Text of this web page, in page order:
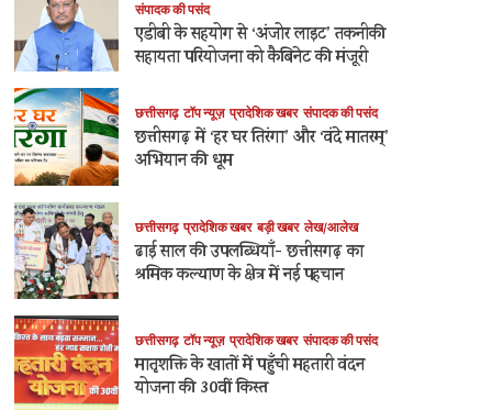
संपादक की पसंद
एडीबी के सहयोग से ‘अंजोर लाइट’ तकनीकी
सहायता परियोजना को कैबिनेट की मंजूरी
छत्तीसगढ़ टॉप न्यूज़ प्रादेशिक खबर संपादक की पसंद
छत्तीसगढ़ में ‘हर घर तिरंगा’ और ‘वंदे मातरम्’
अभियान की धूम
छत्तीसगढ़ प्रादेशिक खबर बड़ी खबर लेख/आलेख
ढाई साल की उपलब्धियाँ- छत्तीसगढ़ का
श्रमिक कल्याण के क्षेत्र में नई पहचान
छत्तीसगढ़ टॉप न्यूज़ प्रादेशिक खबर संपादक की पसंद
मातृशक्ति के खातों में पहुँची महतारी वंदन
योजना की 30वीं किस्त